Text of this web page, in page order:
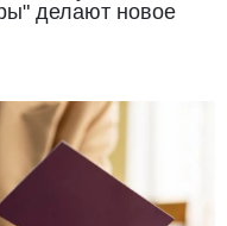
делают новое